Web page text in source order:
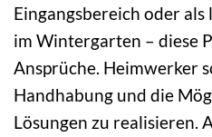
Eingangsbereich oder
im Wintergarten – diese
Ansprüche. Heimwerker
Handhabung und die
Lösungen zu realisieren.